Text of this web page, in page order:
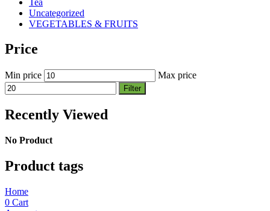
Uncategorized
VEGETABLES & FRUITS
Price
Min price Max price
Filter
Recently Viewed
No Product
Product tags
Home
0 Cart